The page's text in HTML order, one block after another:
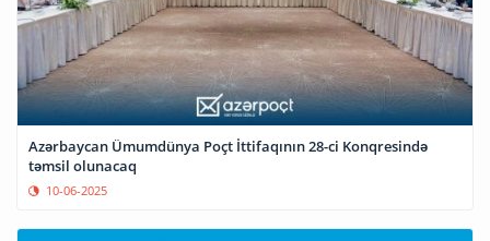
Azərbaycan Ümumdünya Poçt İttifaqının 28-ci Konqresində
təmsil olunacaq
10-06-2025